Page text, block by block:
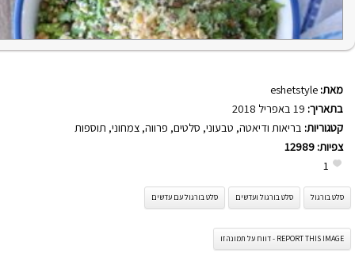
מאת: eshetstyle
בתאריך:
קטגוריות: בריאות ודיאטה, טבעוני, סלטים, פרווה, צמחוני, תוספות
צפיות: 12989
1
סלט בורגול סלט בורגול ועדשים סלט בורגול עם עדשים
REPORT THIS IMAGE - דווח על תמונה זו